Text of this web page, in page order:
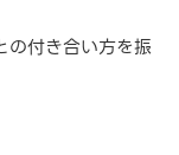
の付き合い方を振